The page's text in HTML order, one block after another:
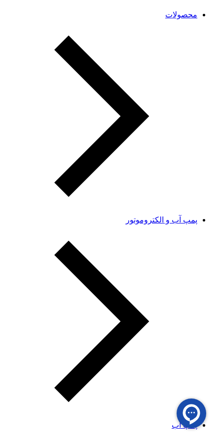
محصولات
پمپ آب و الکتروموتور
پمپ آب